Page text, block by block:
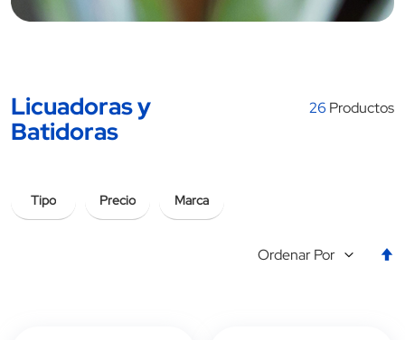
Licuadoras y
Batidoras
Tipo Precio Marca
26 Productos
Ordenar Por